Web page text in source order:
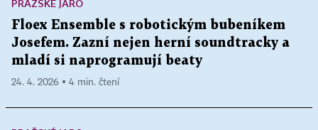
PRAŽSKÉ JARO
Floex Ensemble s robotickým bubeníkem
Josefem. Zazní nejen herní soundtracky a
mladí si naprogramují beaty
24. 4. 2026 ▪ 4 min. čtení